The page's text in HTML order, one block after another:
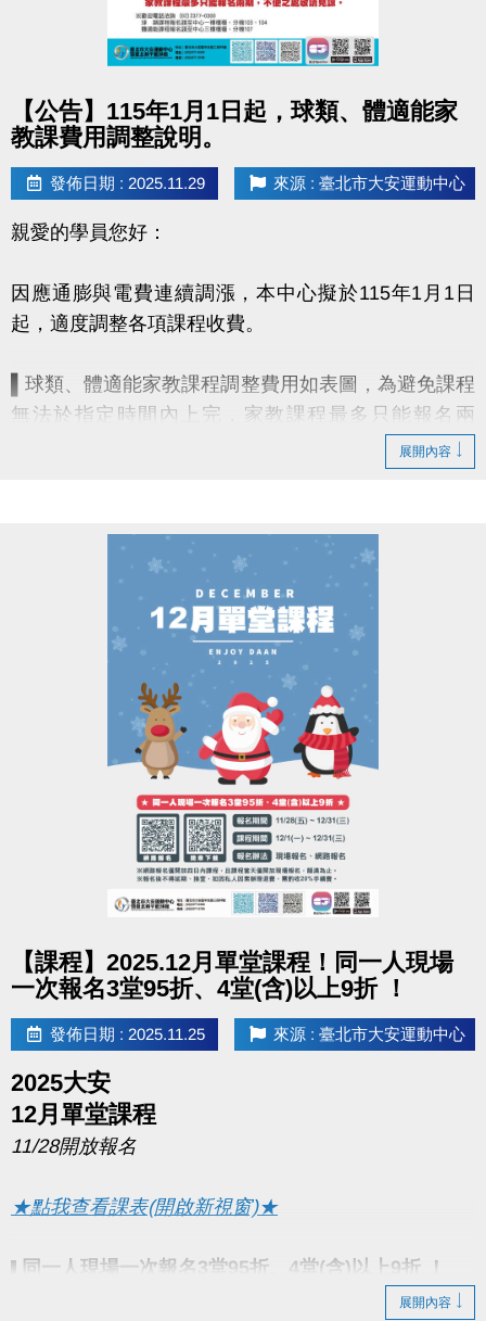
【公告】115年1月1日起，球類、體適能家
教課費用調整說明。
發佈日期 : 2025.11.29 來源 : 臺北市大安運動中心
親愛的學員您好：
因應通膨與電費連續調漲，本中心擬於115年1月1日
起，適度調整各項課程收費。
▌球類、體適能家教課程調整費用如表圖，為避免課程
無法於指定時間內上完，家教課程最多只能報名兩
▌其餘課程費用異動不另說明，將於新一期課程簡章更
造成不便 敬請見諒
展開內容
【課程】2025.12月單堂課程！同一人現場
一次報名3堂95折、4堂(含)以上9折 ！
發佈日期 : 2025.11.25 來源 : 臺北市大安運動中心
2025大安
12月單堂課程
11/28開放報名
★點我查看課表(開啟新視窗)★
▌ 同一人現場一次報名3堂95折、4堂(含)以上9折 ！
展開內容